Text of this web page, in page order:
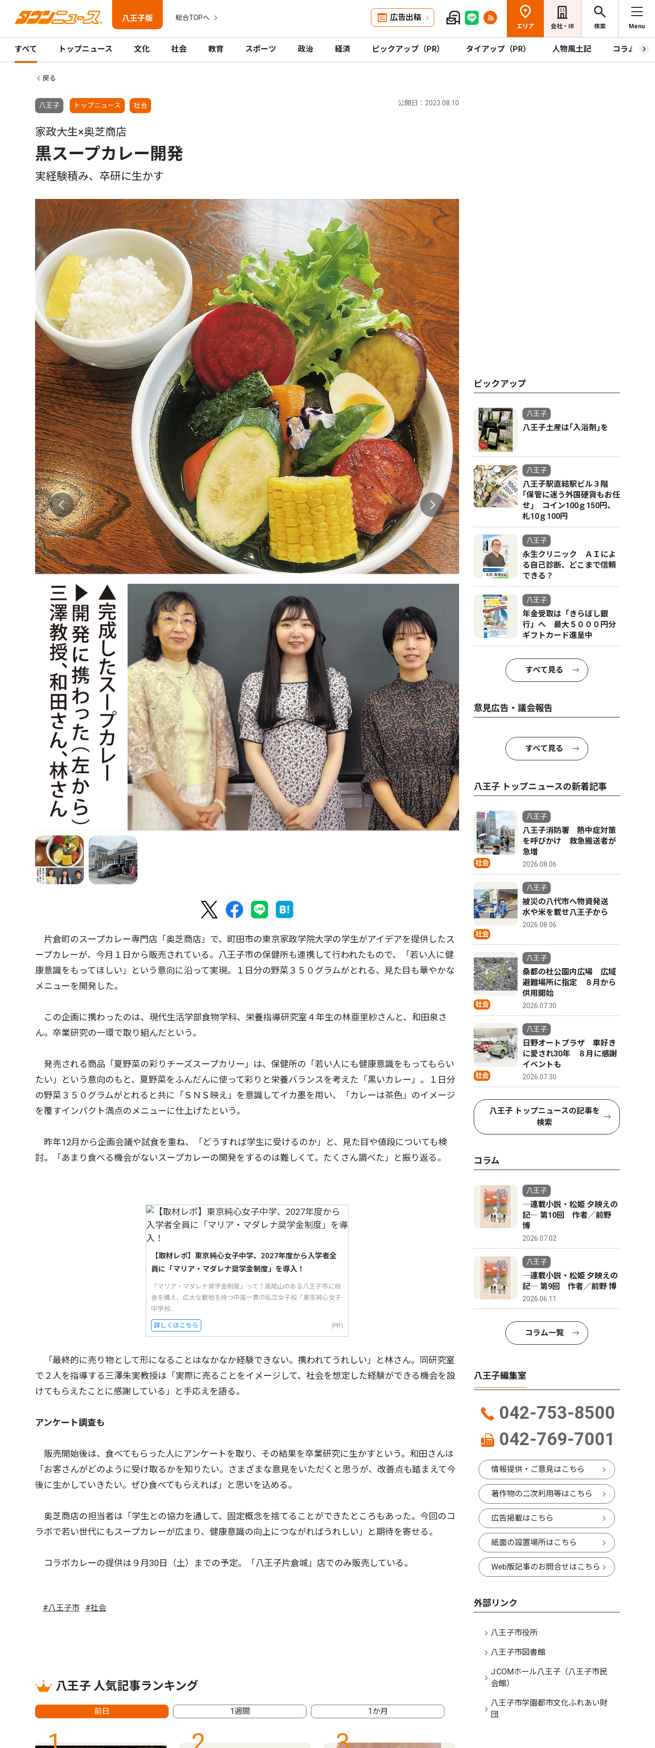
八王子版 総合TOPへ 広告出稿
エリア 会社・IR 検索 Menu
すべて トップニュース 文化 社会 教育 スポーツ 政治 経済 ピックアップ（PR） タイアップ（PR） 人物風土記 コラム
戻る
八王子 トップニュース 社会 公開日：2023.08.10
家政大生×奥芝商店
黒スープカレー開発
実経験積み、卒研に生かす
片倉町のスープカレー専門店「奥芝商店」で、町田市の東京家政学院大学の学生がアイデアを提供したス
ープカレーが、今月１日から販売されている。八王子市の保健所も連携して行われたもので、「若い人に健
康意識をもってほしい」という意向に沿って実現。１日分の野菜３５０グラムがとれる、見た目も華やかな
メニューを開発した。
この企画に携わったのは、現代生活学部食物学科、栄養指導研究室４年生の林亜里紗さんと、和田泉さ
ん。卒業研究の一環で取り組んだという。
発売される商品「夏野菜の彩りチーズスープカリー」は、保健所の「若い人にも健康意識をもってもらい
たい」という意向のもと、夏野菜をふんだんに使って彩りと栄養バランスを考えた「黒いカレー」。１日分
の野菜３５０グラムがとれると共に「ＳＮＳ映え」を意識してイカ墨を用い、「カレーは茶色」のイメージ
を覆すインパクト満点のメニューに仕上げたという。
昨年12月から企画会議や試食を重ね、「どうすれば学生に受けるのか」と、見た目や値段についても検
討。「あまり食べる機会がないスープカレーの開発をするのは難しくて。たくさん調べた」と振り返る。
【取材レポ】東京純心女子中学、2027年度から入学者全
員に「マリア・マダレナ奨学金制度」を導入！
「マリア・マダレナ奨学金制度」って？高尾山のある八王子市に校
舎を構え、広大な敷地を持つ中高一貫の私立女子校「東京純心女子
中学校...
詳しくはこちら (PR)
「最終的に売り物として形になることはなかなか経験できない。携われてうれしい」と林さん。同研究室
で２人を指導する三澤朱実教授は「実際に売ることをイメージして、社会を想定した経験ができる機会を設
けてもらえたことに感謝している」と手応えを語る。
アンケート調査も
販売開始後は、食べてもらった人にアンケートを取り、その結果を卒業研究に生かすという。和田さんは
「お客さんがどのように受け取るかを知りたい。さまざまな意見をいただくと思うが、改善点も踏まえて今
後に生かしていきたい。ぜひ食べてもらえれば」と思いを込める。
奥芝商店の担当者は「学生との協力を通して、固定概念を捨てることができたところもあった。今回のコ
ラボで若い世代にもスープカレーが広まり、健康意識の向上につながればうれしい」と期待を寄せる。
コラボカレーの提供は９月30日（土）までの予定。「八王子片倉城」店でのみ販売している。
#八王子市 #社会
八王子 人気記事ランキング
前日 1週間 1か月
ピックアップ
八王子
八王子土産は｢入浴剤｣を
八王子
八王子駅直結駅ビル３階
｢保管に迷う外国硬貨もお任
せ｣ コイン100ｇ150円、
札10ｇ100円
八王子
永生クリニック ＡＩによ
る自己診断、どこまで信頼
できる？
八王子
年金受取は「きらぼし銀
行」へ 最大５０００円分
ギフトカード進呈中
すべて見る
意見広告・議会報告
すべて見る
八王子 トップニュースの新着記事
社会
八王子
八王子消防署 熱中症対策
を呼びかけ 救急搬送者が
急増
2026.08.06
社会
八王子
被災の八代市へ物資発送
水や米を載せ八王子から
2026.08.06
社会
八王子
桑都の杜公園内広場 広域
避難場所に指定 ８月から
供用開始
2026.07.30
社会
八王子
日野オートプラザ 車好き
に愛され30年 ８月に感謝
イベントも
2026.07.30
八王子 トップニュースの記事を
検索
コラム
八王子
―連載小説・松姫 夕映えの
記― 第10回 作者／前野
博
2026.07.02
八王子
―連載小説・松姫 夕映えの
記― 第9回 作者／前野 博
2026.06.11
コラム一覧
八王子編集室
042-753-8500
042-769-7001
情報提供・ご意見はこちら
著作物の二次利用等はこちら
広告掲載はこちら
紙面の設置場所はこちら
Web版記事のお問合せはこちら
外部リンク
八王子市役所
八王子市図書館
J:COMホール八王子（八王子市民
会館）
八王子市学園都市文化ふれあい財
団